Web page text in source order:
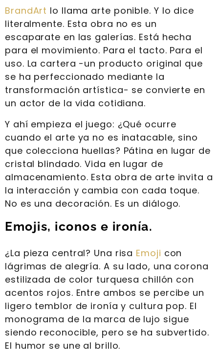
BrandArt lo llama arte ponible. Y lo dice
literalmente. Esta obra no es un
escaparate en las galerías. Está hecha
para el movimiento. Para el tacto. Para el
uso. La cartera -un producto original que
se ha perfeccionado mediante la
transformación artística- se convierte en
un actor de la vida cotidiana.
Y ahí empieza el juego: ¿Qué ocurre
cuando el arte ya no es inatacable, sino
que colecciona huellas? Pátina en lugar de
cristal blindado. Vida en lugar de
almacenamiento. Esta obra de arte invita a
la interacción y cambia con cada toque.
No es una decoración. Es un diálogo.
Emojis, iconos e ironía.
¿La pieza central? Una risa Emoji con
lágrimas de alegría. A su lado, una corona
estilizada de color turquesa chillón con
acentos rojos. Entre ambos se percibe un
ligero temblor de ironía y cultura pop. El
monograma de la marca de lujo sigue
siendo reconocible, pero se ha subvertido.
El humor se une al brillo.